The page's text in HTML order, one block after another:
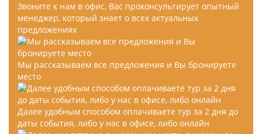
Звоните к нам в офис, Вас проконсультирует опытный
менеджер, который знает о всех актуальных
предложениях
Мы рассказываем все предложения и Вы бронируете
место
Далее удобным способом оплачиваете тур за 2 дня до
даты события, либо у нас в офисе, либо онлайн